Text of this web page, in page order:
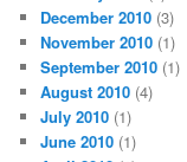
December 2010 (3)
November 2010 (1)
September 2010 (1)
August 2010 (4)
July 2010 (1)
June 2010 (1)